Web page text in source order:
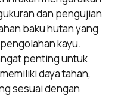
dan pengujian
baku hutan yang
kayu.
penting untuk
daya tahan,
sesuai dengan